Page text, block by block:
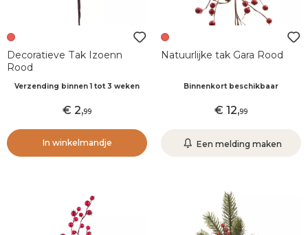
Decoratieve Tak Izoenn
Rood
Verzending binnen 1 tot 3 weken
2,99
In winkelmandje
Natuurlijke tak Gara Rood
Binnenkort beschikbaar
12,99
Een melding maken